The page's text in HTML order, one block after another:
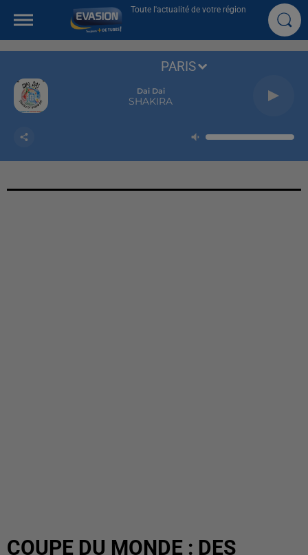
Toute l'actualité de votre région
Dai Dai
SHAKIRA
PARIS
COUPE DU MONDE : DES